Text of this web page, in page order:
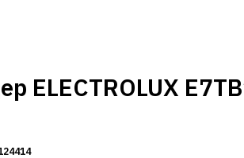
ELECTROLUX